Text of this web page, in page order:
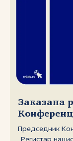
Заказана
Председник